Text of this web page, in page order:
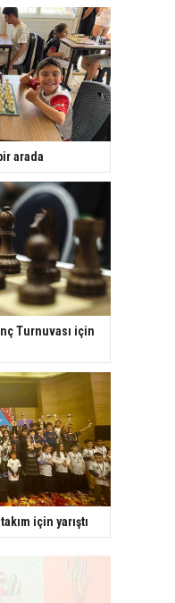
arada
Turnuvası için
için yarıştı